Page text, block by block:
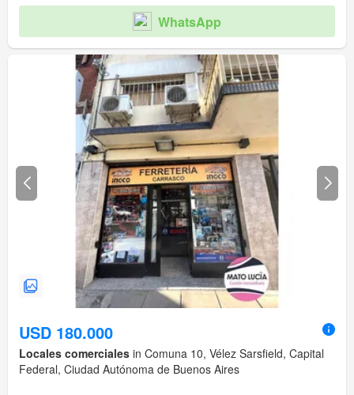
WhatsApp
USD 180.000
Locales comerciales in Comuna 10, Vélez Sarsfield, Capital
Federal, Ciudad Autónoma de Buenos Aires